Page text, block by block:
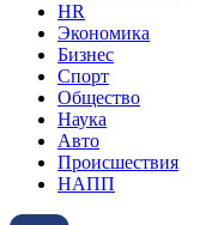
HR
Экономика
Бизнес
Спорт
Общество
Наука
Авто
Происшествия
НАПП